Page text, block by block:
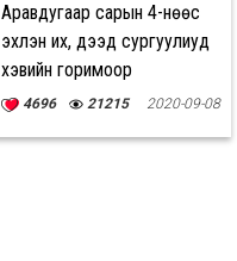
Аравдугаар сарын 4-нөөс
эхлэн их, дээд сургуулиуд
хэвийн горимоор
хичээллэж эхэлнэ
4696 21215 2020-09-08